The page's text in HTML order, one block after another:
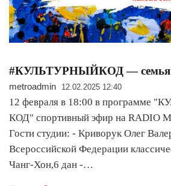
#КУЛЬТУРНЫЙКОД — семья
metroadmin 12.02.2025 12:40
12 февраля в 18:00 в программе
КОД" спортивный эфир на RADIO
Гости студии: - Криворук Олег
Всероссийской Федерации
Чанг-Хон,6 дан -…